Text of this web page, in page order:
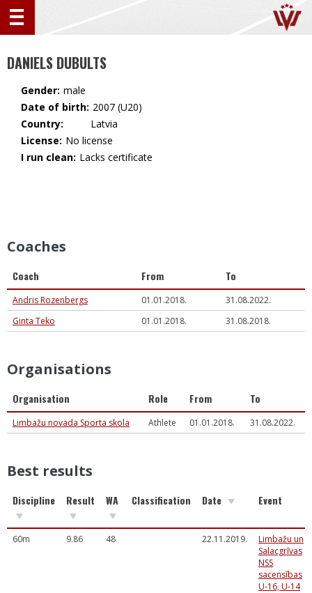
DANIELS DUBULTS
Gender: male
Date of birth: 2007 (U20)
Country:
🇱🇻 Latvia
License: No license
I run clean: Lacks certificate
Coaches
Coach From To
Andris Rozenbergs 01.01.2018.
31.08.2022.
Ginta Teko
01.01.2018. 31.08.2018.
Organisations
Organisation Role From To
Limbažu novada Sporta skola Athlete 01.01.2018. 31.08.2022.
Best results
Discipline Result WA Classification Date Event
60m 9.86 48 22.11.2019.
Limbažu un
Salacgrīvas
NSS
sacensības
U-16, U-14